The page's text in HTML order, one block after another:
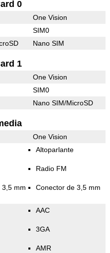
0
One Vision
SIM0
Nano SIM
1
One Vision
SIM0
Nano SIM/MicroSD
One Vision
3,5 mm
Altoparlante
Radio FM
Conector de 3,5 mm
AAC
3GA
AMR